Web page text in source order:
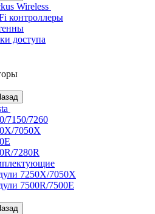
Wireless
контроллеры
доступа
7150/7260
7050X
7280R
7250X/7050X
7500R/7500E